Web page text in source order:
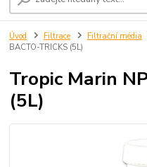
Úvod Filtrace Filtrační média
BACTO-TRICKS (5L)
Tropic Marin
(5L)